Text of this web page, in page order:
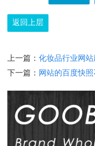
返回上层
上一篇： 化妆品行业网
下一篇： 网站的百度快